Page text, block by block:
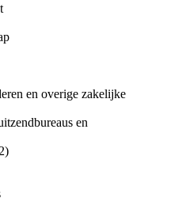
en overige zakelijke
en